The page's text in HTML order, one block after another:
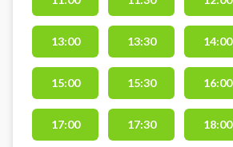
singlebaner. Dertil kommer en
udendørsbane samt 8 baner i
nabocentret Autocentralen
Hybrid Arena, som også hører
under Rocket Padel Kolding.
Rocket Padel Kolding ligger i de
gamle KIF Padel Club lokaler.
13:00 13:30 14:00
15:00 15:30 16:00
17:00 17:30 18:00